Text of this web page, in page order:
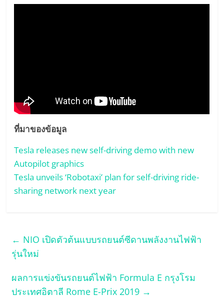
ที่มาของข้อมูล
Tesla releases new self-driving demo with new
Autopilot graphics
Tesla unveils ‘Robotaxi’ plan for self-driving ride-
sharing network next year
← NIO เปิดตัวต้นแบบรถยนต์ซีดานพลังงานไฟฟ้า
รุ่นใหม่
ผลการแข่งขันรถยนต์ไฟฟ้า Formula E กรุงโรม
ประเทศอิตาลี Rome E-Prix 2019 →